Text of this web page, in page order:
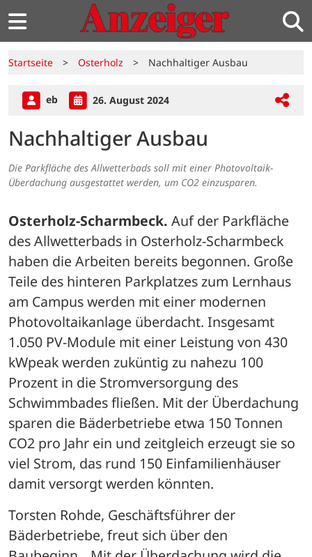
Startseite > Osterholz > Nachhaltiger Ausbau
eb 26. August 2024
Nachhaltiger Ausbau
Die Parkfläche des Allwetterbads soll mit einer Photovoltaik-
Überdachung ausgestattet werden, um CO2 einzusparen.
Osterholz-Scharmbeck. Auf der Parkfläche
des Allwetterbads in Osterholz-Scharmbeck
haben die Arbeiten bereits begonnen. Große
Teile des hinteren Parkplatzes zum Lernhaus
am Campus werden mit einer modernen
Photovoltaikanlage überdacht. Insgesamt
1.050 PV-Module mit einer Leistung von 430
kWpeak werden zuküntig zu nahezu 100
Prozent in die Stromversorgung des
Schwimmbades fließen. Mit der Überdachung
sparen die Bäderbetriebe etwa 150 Tonnen
CO2 pro Jahr ein und zeitgleich erzeugt sie so
viel Strom, das rund 150 Einfamilienhäuser
damit versorgt werden könnten.
Torsten Rohde, Geschäftsführer der
Bäderbetriebe, freut sich über den